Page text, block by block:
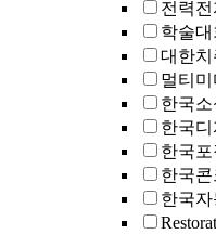
전력
학술
대한
멀티미
한국
한국디
한국포
한국
한국